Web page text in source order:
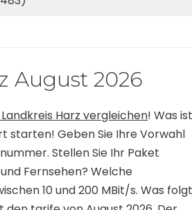
August 2026
Harz vergleichen! Was ist
starten! Geben Sie Ihre Vorwahl
Stellen Sie Ihr Paket
Fernsehen? Welche
10 und 200 MBit/s. Was